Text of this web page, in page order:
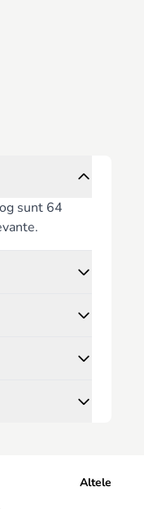
sunt 64
Altele